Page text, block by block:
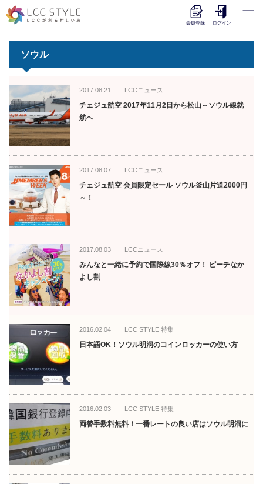
ソウル
2017.08.21 LCCニュース
チェジュ航空 2017年11月2日から松山～ソウル線就
航へ
2017.08.07 LCCニュース
チェジュ航空 会員限定セール ソウル釜山片道2000円
～！
2017.08.03 LCCニュース
みんなと一緒に予約で国際線30％オフ！ ピーチなか
よし割
2016.02.04 LCC STYLE 特集
日本語OK！ソウル明洞のコインロッカーの使い方
2016.02.03 LCC STYLE 特集
両替手数料無料！一番レートの良い店はソウル明洞に